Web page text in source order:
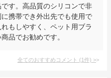
す。高品質のシリコンで非
携帯でき外出先でも使用で
もしやすく、ペット用ブラ
品でお勧めです。
全てのおすすめコメント (1件) >